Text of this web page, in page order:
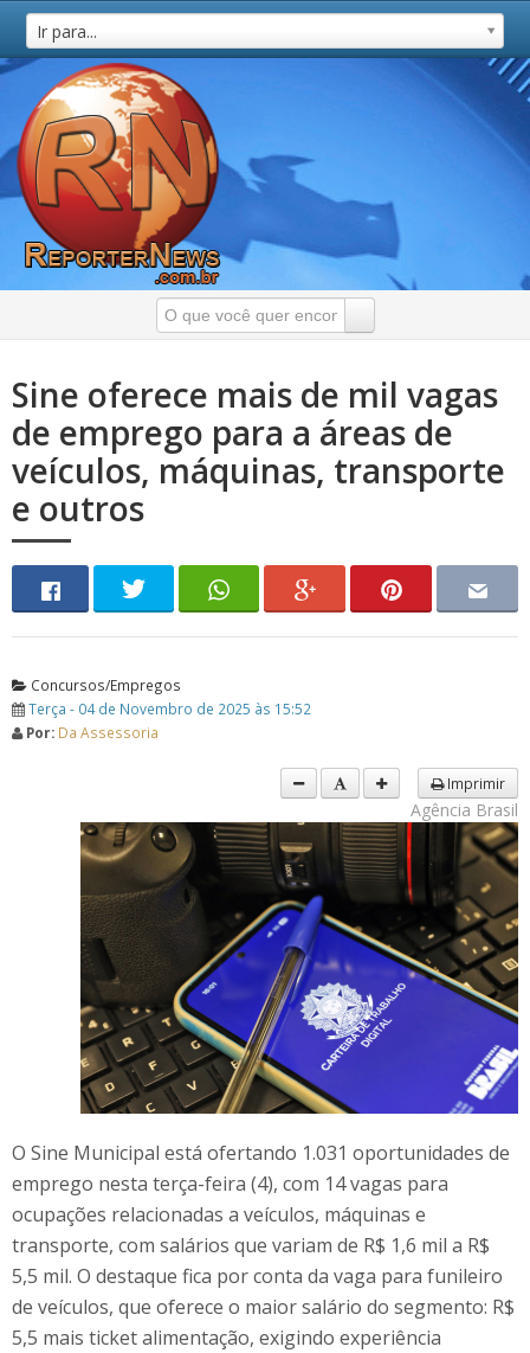
Ir para...
Sine oferece mais de mil vagas
de emprego para a áreas de
veículos, máquinas, transporte
e outros
Concursos/Empregos
Terça - 04 de Novembro de 2025 às 15:52
Por: Da Assessoria
Imprimir
Agência Brasil
O Sine Municipal está ofertando 1.031 oportunidades de
emprego nesta terça-feira (4), com 14 vagas para
ocupações relacionadas a veículos, máquinas e
transporte, com salários que variam de R$ 1,6 mil a R$
5,5 mil. O destaque fica por conta da vaga para funileiro
de veículos, que oferece o maior salário do segmento: R$
5,5 mais ticket alimentação, exigindo experiência